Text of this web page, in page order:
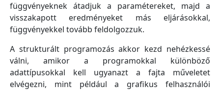
függvényeknek átadjuk a paramétereket, majd a
visszakapott eredményeket más eljárásokkal,
függvényekkel tovább feldolgozzuk.
A strukturált programozás akkor kezd nehézkessé
válni, amikor a programokkal különböző
adattípusokkal kell ugyanazt a fajta műveletet
elvégezni, mint például a grafikus felhasználói